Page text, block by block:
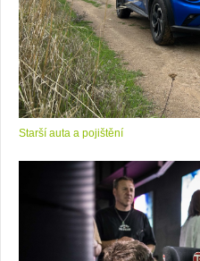
Starší auta a pojištění